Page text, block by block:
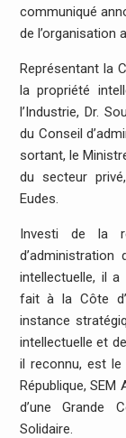
communiqué
de l’organisation
Représentant la
la propriété
l’Industrie, Dr.
du Conseil
sortant, le
du secteur
Eudes.
Investi de la
intellectuelle, il
fait à la Côte
instance
intellectuelle et
il reconnu, est
République,
d’une Grande
Solidaire.